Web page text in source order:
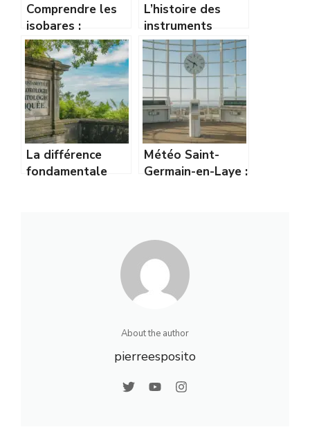
Comprendre les
isobares :
comment lire une
carte de pression
comme un pro
L’histoire des
instruments
météo : du
baromètre à
Torricelli
La différence
fondamentale
Météo Saint-
Germain-en-Laye :
climat
About the author
pierreesposito